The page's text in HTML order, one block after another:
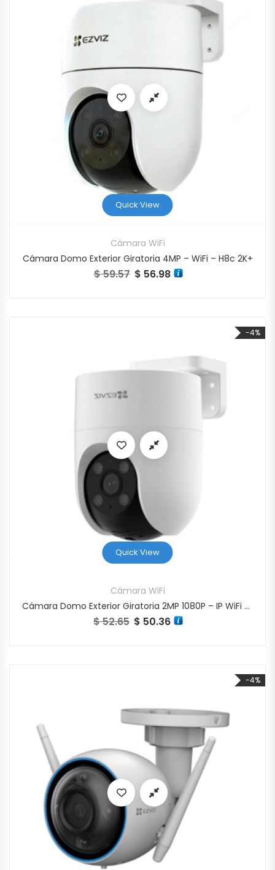
Quick View
Cámara WiFi
Cámara Domo Exterior Giratoria 4MP – WiFi – H8c 2K+
$59.57 El precio original era: $ 59.57.
$ 56.98 El precio actual es: $ 56.98.
-4%
Quick View
Cámara WiFi
Cámara Domo Exterior Giratoria 2MP 1080P – IP WiFi – H8c
$52.65 El precio original era: $ 52.65.
$ 50.36 El precio actual es: $ 50.36.
-4%